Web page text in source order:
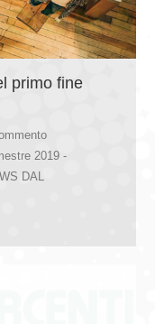
primo fine
2019 -
DAL